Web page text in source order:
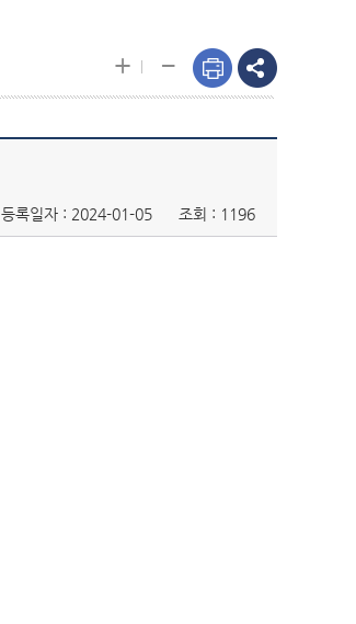
+ -
등록일자 : 2024-01-05 조회 : 1196